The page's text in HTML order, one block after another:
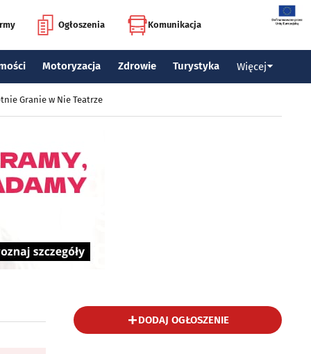
Ogłoszenia Komunikacja
Motoryzacja Zdrowie Turystyka Więcej
Granie w Nie Teatrze
DODAJ OGŁOSZENIE